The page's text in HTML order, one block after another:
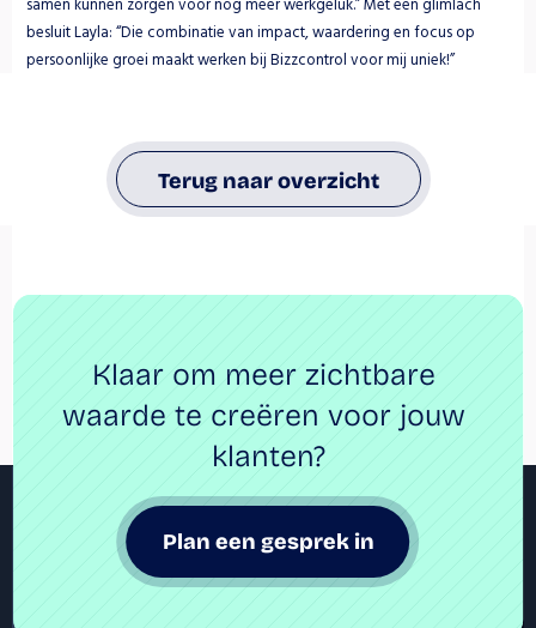
samen kunnen zorgen voor nog meer werkgeluk.” Met een glimlach
besluit Layla: “Die combinatie van impact, waardering en focus op
persoonlijke groei maakt werken bij Bizzcontrol voor mij uniek!”
Terug naar overzicht
Klaar om meer zichtbare
waarde te creëren voor jouw
klanten?
Plan een gesprek in